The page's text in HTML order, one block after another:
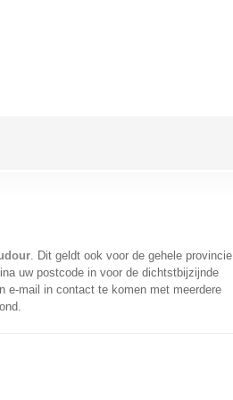
. Dit geldt ook voor de gehele provincie
uw postcode in voor de dichtstbijzijnde
e-mail in contact te komen met meerdere